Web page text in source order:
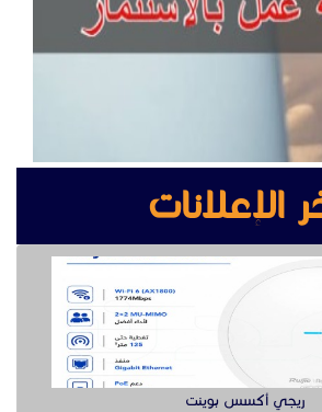
الإعلانات
ريجي أكسس بوينت